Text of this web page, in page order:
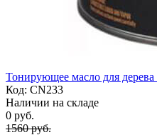
Тонирующее масло для дерева
Код: CN233
Наличии на складе
0 руб.
1560 руб.